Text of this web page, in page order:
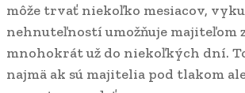
môže trvať niekoľko mesiacov,
nehnuteľností umožňuje majiteľom
mnohokrát už do niekoľkých dní.
najmä ak sú majitelia pod tlakom